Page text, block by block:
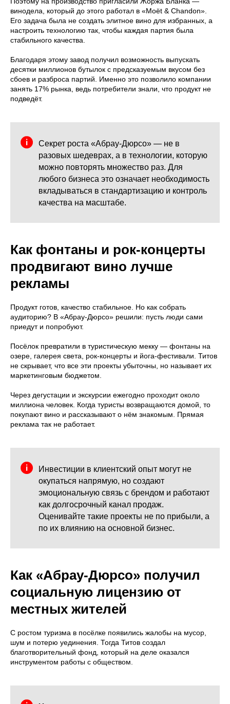
винодела, который до этого работал в «Moët & Chandon».
Его задача была не создать элитное вино для избранных, а
настроить технологию так, чтобы каждая партия была
стабильного качества.
Благодаря этому завод получил возможность выпускать
десятки миллионов бутылок с предсказуемым вкусом без
сбоев и разброса партий. Именно это позволило компании
занять 17% рынка, ведь потребители знали, что продукт не
подведёт.
Секрет роста «Абрау-Дюрсо» — не в
разовых шедеврах, а в технологии, которую
можно повторять множество раз. Для
любого бизнеса это означает необходимость
вкладываться в стандартизацию и контроль
качества на масштабе.
Как фонтаны и рок-концерты
продвигают вино лучше
рекламы
Продукт готов, качество стабильное. Но как собрать
аудиторию? В «Абрау-Дюрсо» решили: пусть люди сами
приедут и попробуют.
Посёлок превратили в туристическую мекку — фонтаны на
озере, галерея света, рок-концерты и йога-фестивали. Титов
не скрывает, что все эти проекты убыточны, но называет их
маркетинговым бюджетом.
Через дегустации и экскурсии ежегодно проходит около
миллиона человек. Когда туристы возвращаются домой, то
покупают вино и рассказывают о нём знакомым. Прямая
реклама так не работает.
Инвестиции в клиентский опыт могут не
окупаться напрямую, но создают
эмоциональную связь с брендом и работают
как долгосрочный канал продаж.
Оценивайте такие проекты не по прибыли, а
по их влиянию на основной бизнес.
Как «Абрау-Дюрсо» получил
социальную лицензию от
местных жителей
С ростом туризма в посёлке появились жалобы на мусор,
шум и потерю уединения. Тогда Титов создал
благотворительный фонд, который на деле оказался
инструментом работы с обществом.